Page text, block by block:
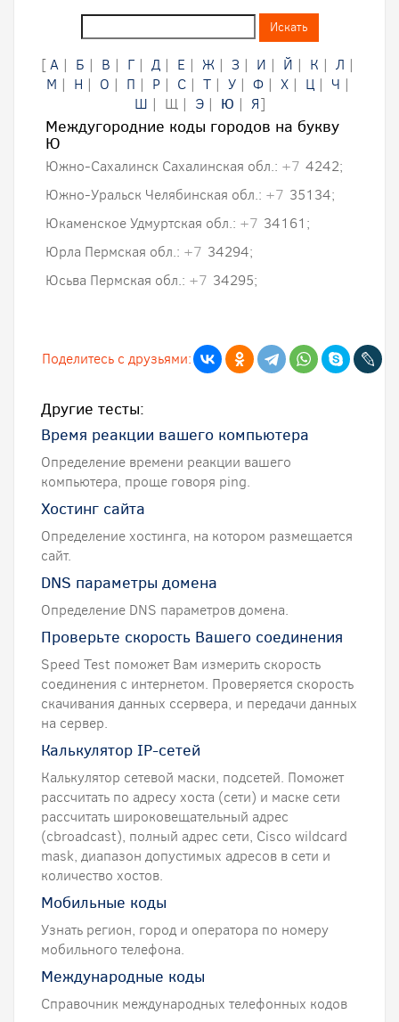
[А | Б | В | Г | Д | Е | Ж | З | И | Й | К | Л |
М | Н | О | П | Р| С| Т| У| Ф| Х| Ц| Ч |
Ш | Щ | Э| Ю | Я]
Междугородние коды городов на букву
Ю
Южно-Сахалинск Сахалинская обл.: +7 4242;
Южно-Уральск Челябинская обл.: +7 35134;
Юкаменское Удмуртская обл.: +7 34161;
Юрла Пермская обл.: +7 34294;
Юсьва Пермская обл.: +7 34295;
Поделитесь с друзьями:
Другие тесты:
Время реакции вашего компьютера
Определение времени реакции вашего
компьютера, проще говоря ping.
Хостинг сайта
Определение хостинга, на котором размещается
сайт.
DNS параметры домена
Определение DNS параметров домена.
Проверьте скорость Вашего соединения
Speed Test поможет Вам измерить скорость
соединения с интернетом. Проверяется скорость
скачивания данных ссервера, и передачи данных
на сервер.
Калькулятор IP-сетей
Калькулятор сетевой маски, подсетей. Поможет
рассчитать по адресу хоста (сети) и маске сети
рассчитать широковещательный адрес
(сbroadcast), полный адрес сети, Cisco wildcard
mask, диапазон допустимых адресов в сети и
количество хостов.
Мобильные коды
Узнать регион, город и оператора по номеру
мобильного телефона.
Международные коды
Справочник международных телефонных кодов